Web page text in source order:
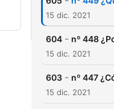
15 dic. 2021
604 - nº 448
15 dic. 2021
603 - nº 447
15 dic. 2021